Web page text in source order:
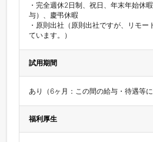
・完全週休2日制、祝日、年末年始休
与）、慶弔休暇
・原則出社（原則出社ですが、リモ
ています。）
試用期間
あり（6ヶ月：この間の給与・待遇等
福利厚生